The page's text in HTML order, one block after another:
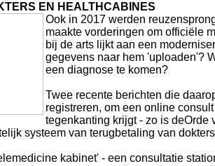
EN HEALTHCABINES
Ook in 2017 werden
maakte vorderingen om officiële
bij de arts lijkt aan een
gegevens naar hem 'uploaden'?
een diagnose te komen?
Twee recente berichten die
registreren, om een online
tegenkanting krijgt - zo is deOrde
systeem van terugbetaling van
kabinet' - een consultatie